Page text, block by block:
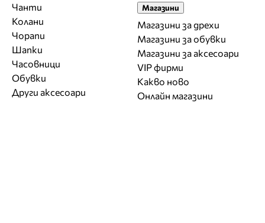
Чанти
Колани
Чорапи
Шапки
Часовници
Обувки
Други аксесоари
Магазини
Магазини за дрехи
Магазини за обувки
Магазини за aксесоари
VIP фирми
Какво ново
Онлайн магазини